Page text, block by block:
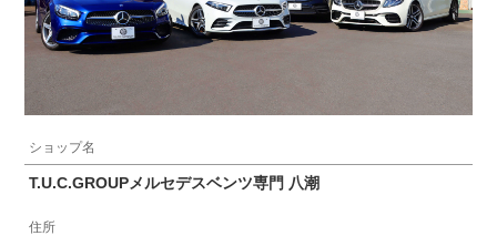
ショップ名
T.U.C.GROUPメルセデスベンツ専門 八潮
住所